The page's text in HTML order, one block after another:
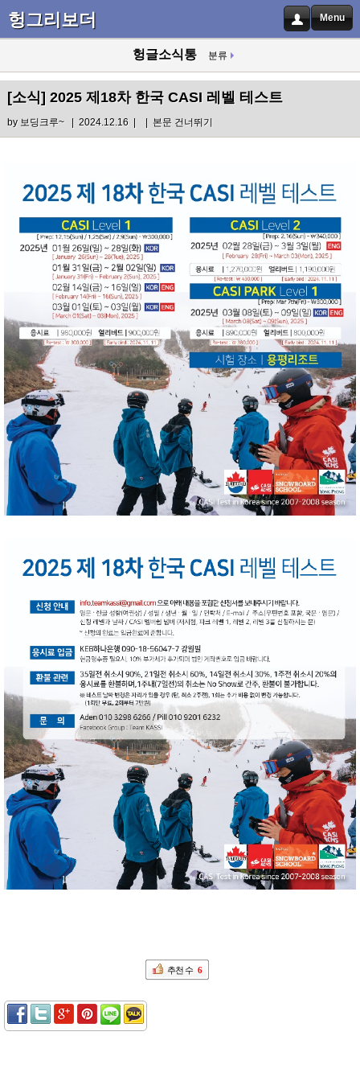
헝그리보더 Menu
헝글소식통 분류
[소식] 2025 제18차 한국 CASI 레벨 테스트
by 보딩크루~| 2024.12.16 | | 본문 건너뛰기
추천 수 6